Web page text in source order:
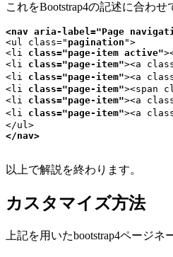
これをBootstrap4の記述に合わ
<nav aria-label="Page
<ul class=" pagination ">
<li class="page-item active"
<li class="page-item"><a
<li class="page-item"><a
<li class="page-item"><span
<li class="page-item"><a
<li class="page-item"><a
</nav>
以上で解説を終わります。
カスタマイズ方法
上記を用いたbootstrap4ページネ